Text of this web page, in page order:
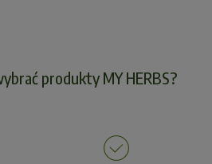
produkty MY HERBS?